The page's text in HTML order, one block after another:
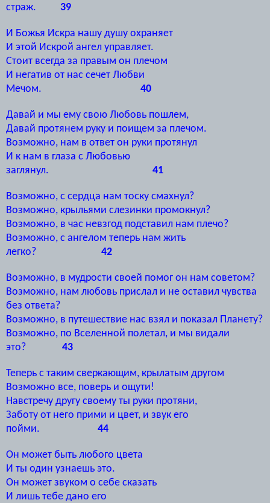
страж. 39
И Божья Искра нашу душу охраняет
И этой Искрой ангел управляет.
Стоит всегда за правым он плечом
И негатив от нас сечет Любви
Мечом. 40
Давай и мы ему свою Любовь пошлем,
Давай протянем руку и поищем за плечом.
Возможно, нам в ответ он руки протянул
И к нам в глаза с Любовью
заглянул. 41
Возможно, с сердца нам тоску смахнул?
Возможно, крыльями слезинки промокнул?
Возможно, в час невзгод подставил нам плечо?
Возможно, с ангелом теперь нам жить
легко? 42
Возможно, в мудрости своей помог он нам советом?
Возможно, нам любовь прислал и не оставил чувства
без ответа?
Возможно, в путешествие нас взял и показал Планету?
Возможно, по Вселенной полетал, и мы видали
это? 43
Теперь с таким сверкающим, крылатым другом
Возможно все, поверь и ощути!
Навстречу другу своему ты руки протяни,
Заботу от него прими и цвет, и звук его
пойми. 44
Он может быть любого цвета
И ты один узнаешь это.
Он может звуком о себе сказать
И лишь тебе дано его